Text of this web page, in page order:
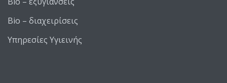
Bio – διαχειρίσεις
Υπηρεσίες Υγιεινής